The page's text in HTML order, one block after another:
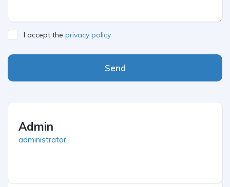
I accept the privacy policy
Send
Admin
administrator